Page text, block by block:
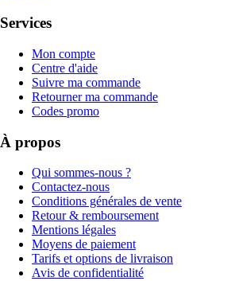
Services
Mon compte
Centre d'aide
Suivre ma commande
Retourner ma commande
Codes promo
À propos
Qui sommes-nous ?
Contactez-nous
Conditions générales de vente
Retour & remboursement
Mentions légales
Moyens de paiement
Tarifs et options de livraison
Avis de confidentialité